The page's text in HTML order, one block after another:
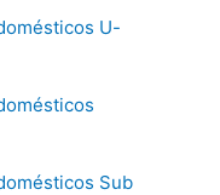
U-
Sub